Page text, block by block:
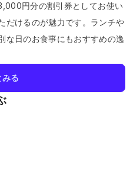
円分の割引券としてお使い
けるのが魅力です。 ランチや
な日のお食事にもおすすめの逸
みる